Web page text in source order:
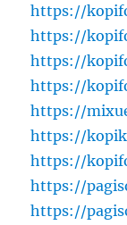
https://
https://
https://
https://
https://
https://
https://
https://
https://